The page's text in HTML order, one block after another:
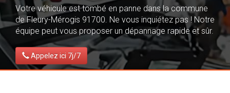
Votre véhicule est tombé en panne dans la commune
de Fleury-Mérogis 91700. Ne vous inquiétez pas ! Notre
équipe peut vous proposer un dépannage rapide et sûr.
Appelez ici 7j/7